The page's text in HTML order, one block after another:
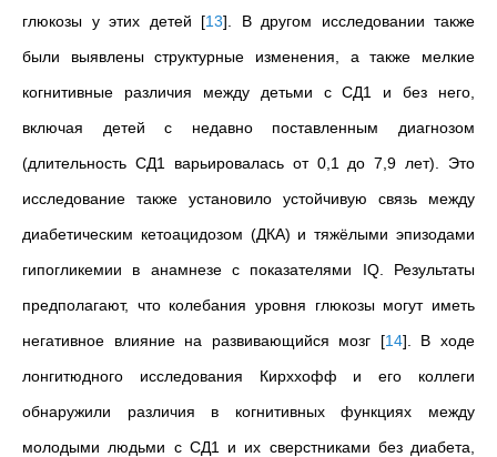
глюкозы у этих детей [13] . В другом исследовании также
были выявлены структурные изменения, а также мелкие
когнитивные различия между детьми с СД1 и без него,
включая детей с недавно поставленным диагнозом
(длительность СД1 варьировалась от 0,1 до 7,9 лет). Это
исследование также установило устойчивую связь между
диабетическим кетоацидозом (ДКА) и тяжёлыми эпизодами
гипогликемии в анамнезе с показателями IQ. Результаты
предполагают, что колебания уровня глюкозы могут иметь
негативное влияние на развивающийся мозг [14] . В ходе
лонгитюдного исследования Кирххофф и его коллеги
обнаружили различия в когнитивных функциях между
молодыми людьми с СД1 и их сверстниками без диабета,